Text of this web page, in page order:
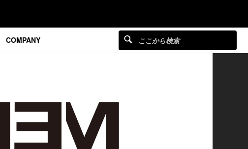
COMPANY